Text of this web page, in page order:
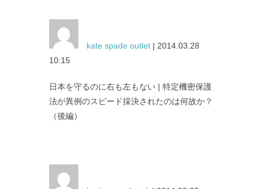
kate spade outlet | 2014.03.28
10:15
日本を守るのに右も左もない | 特定機密保護
法が異例のスピード採決されたのは何故か？
（後編）